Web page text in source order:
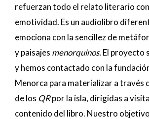
refuerzan todo el relato literario
emotividad. Es un audiolibro
emociona con la sencillez de
y paisajes menorquinos. El proyecto
y hemos contactado con la
Menorca para materializar a través
de los QRpor la isla, dirigidas a
contenido del libro. Nuestro